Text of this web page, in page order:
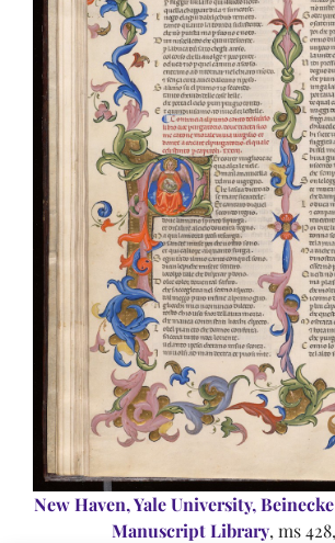
New Haven, Yale University,
Manuscript Library, ms